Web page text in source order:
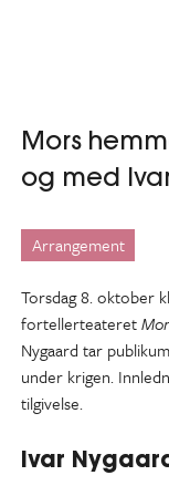
Mors
og med
Arrangement
Torsdag 8. oktober
fortellerteateret
Nygaard tar
under krigen.
tilgivelse.
Ivar